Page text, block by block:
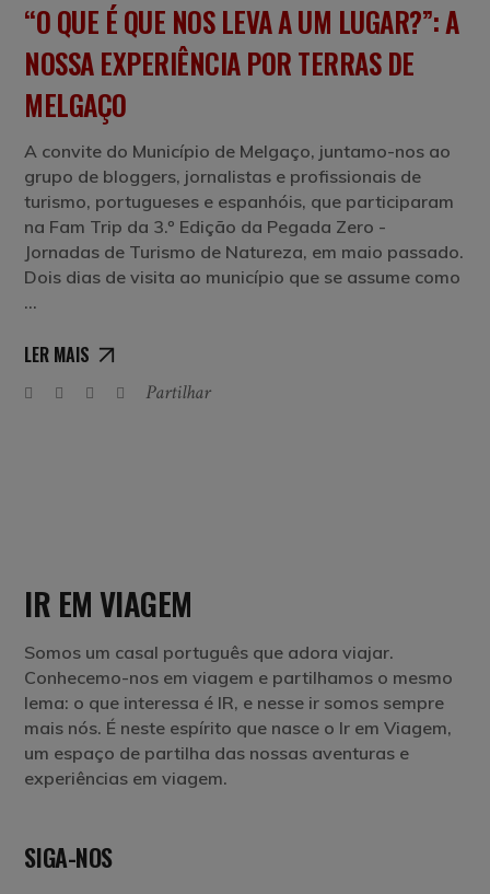
“O QUE É QUE NOS LEVA A UM LUGAR?”: A
NOSSA EXPERIÊNCIA POR TERRAS DE
MELGAÇO
A convite do Município de Melgaço, juntamo-nos ao
grupo de bloggers, jornalistas e profissionais de
turismo, portugueses e espanhóis, que participaram
na Fam Trip da 3.º Edição da Pegada Zero -
Jornadas de Turismo de Natureza, em maio passado.
Dois dias de visita ao município que se assume como
LER MAIS
Partilhar
IR EM VIAGEM
Somos um casal português que adora viajar.
Conhecemo-nos em viagem e partilhamos o mesmo
lema: o que interessa é IR, e nesse ir somos sempre
mais nós. É neste espírito que nasce o Ir em Viagem,
um espaço de partilha das nossas aventuras e
experiências em viagem.
SIGA-NOS